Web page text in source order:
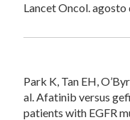
Lancet Oncol.
Park K, Tan EH,
al. Afatinib versus
patients with EGFR